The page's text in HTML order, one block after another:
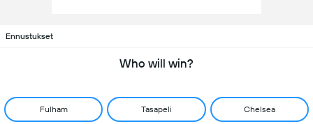
Ennustukset
Who will win?
Fulham Tasapeli Chelsea